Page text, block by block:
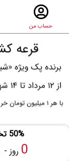
حساب من
50% تخفیف همه محصولات ویژه تابستان
0 روز -